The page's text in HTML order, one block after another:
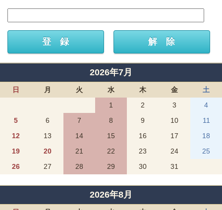
2026年7月
日 月 火 水 木 金
土
1
2 3
4
5
6 7 8 9 10
11
12
13 14 15 16 17
18
19
20 21 22 23 24
25
26
27 28 29 30 31
2026年8月